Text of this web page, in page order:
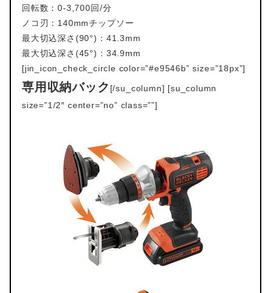
回転数：0-3,700回/分
ノコ刃：140mmチップソー
最大切込深さ(90°)：41.3mm
最大切込深さ(45°)：34.9mm
[jin_icon_check_circle color=”#e9546b” size=”18px”]
専用収納バック [/su_column] [su_column
size=”1/2″ center=”no” class=””]